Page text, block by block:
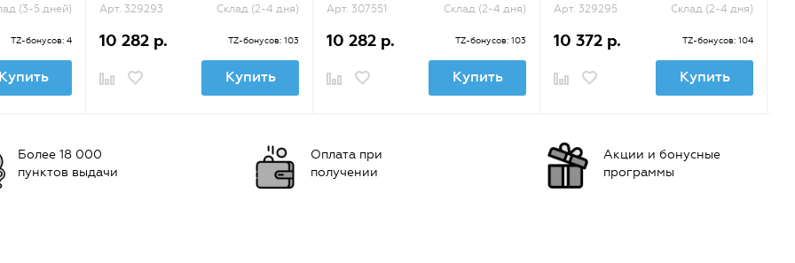
(3-5 дней)
TZ-бонусов: 4
Купить
Арт. 329293 Склад (2-4 дня)
10 282 р. TZ-бонусов: 103
Купить
Арт. 307551 Склад (2-4 дня)
10 282 р. TZ-бонусов: 103
Купить
Арт. 329295 Склад (2-4 дня)
10 372 р. TZ-бонусов: 104
Купить
Более 18 000
пунктов выдачи
Оплата при
получении
Акции и бонусные
программы